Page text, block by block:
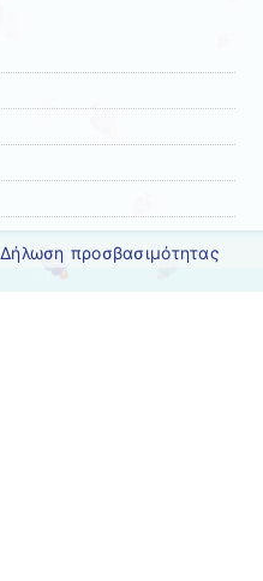
Δήλωση προσβασιμότητας